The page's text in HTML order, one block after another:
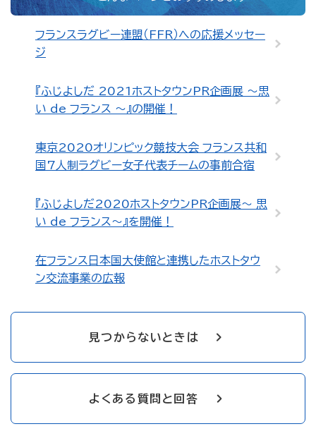
フランスラグビー連盟（FFR）への応援メッセー
ジ
『ふじよしだ 2021ホストタウンPR企画展 ～思
い de フランス ～』の開催！
東京2020オリンピック競技大会 フランス共和
国7人制ラグビー女子代表チームの事前合宿
『ふじよしだ2020ホストタウンPR企画展～ 思
い de フランス～』を開催！
在フランス日本国大使館と連携したホストタウ
ン交流事業の広報
見つからないときは
よくある質問と回答